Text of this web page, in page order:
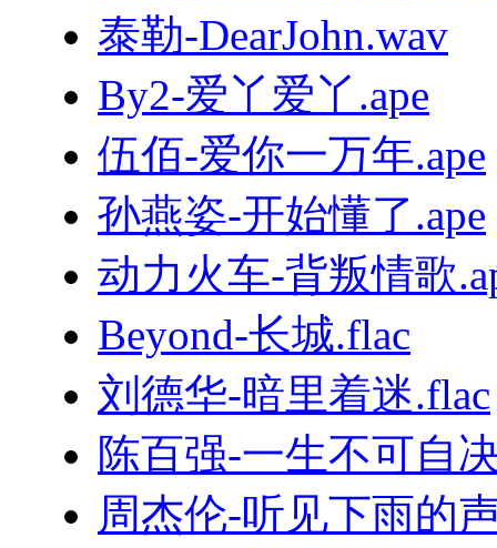
泰勒-DearJohn.wav
By2-爱丫爱丫.ape
伍佰-爱你一万年.ape
孙燕姿-开始懂了.ape
动力火车-背叛情歌
Beyond-长城.flac
刘德华-暗里着迷.flac
陈百强-一生不可自
周杰伦-听见下雨的